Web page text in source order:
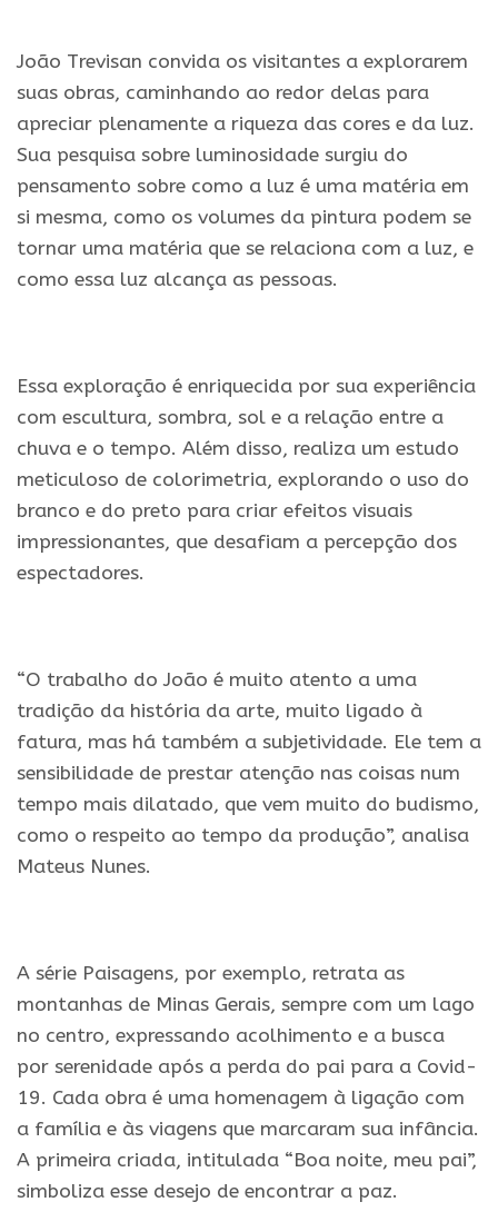
João Trevisan convida os visitantes a explorarem
suas obras, caminhando ao redor delas para
apreciar plenamente a riqueza das cores e da luz.
Sua pesquisa sobre luminosidade surgiu do
pensamento sobre como a luz é uma matéria em
si mesma, como os volumes da pintura podem se
tornar uma matéria que se relaciona com a luz, e
como essa luz alcança as pessoas.
Essa exploração é enriquecida por sua experiência
com escultura, sombra, sol e a relação entre a
chuva e o tempo. Além disso, realiza um estudo
meticuloso de colorimetria, explorando o uso do
branco e do preto para criar efeitos visuais
impressionantes, que desafiam a percepção dos
espectadores.
“O trabalho do João é muito atento a uma
tradição da história da arte, muito ligado à
fatura, mas há também a subjetividade. Ele tem a
sensibilidade de prestar atenção nas coisas num
tempo mais dilatado, que vem muito do budismo,
como o respeito ao tempo da produção”, analisa
Mateus Nunes.
A série Paisagens, por exemplo, retrata as
montanhas de Minas Gerais, sempre com um lago
no centro, expressando acolhimento e a busca
por serenidade após a perda do pai para a Covid-
19. Cada obra é uma homenagem à ligação com
a família e às viagens que marcaram sua infância.
A primeira criada, intitulada “Boa noite, meu pai”,
simboliza esse desejo de encontrar a paz.